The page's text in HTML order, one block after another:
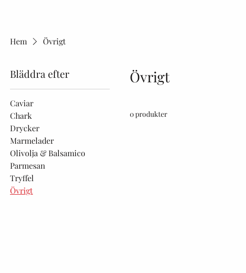
Hem Övrigt
Bläddra efter
Caviar
Chark
Drycker
Marmelader
Olivolja & Balsamico
Parmesan
Tryffel
Övrigt
Övrigt
0 produkter